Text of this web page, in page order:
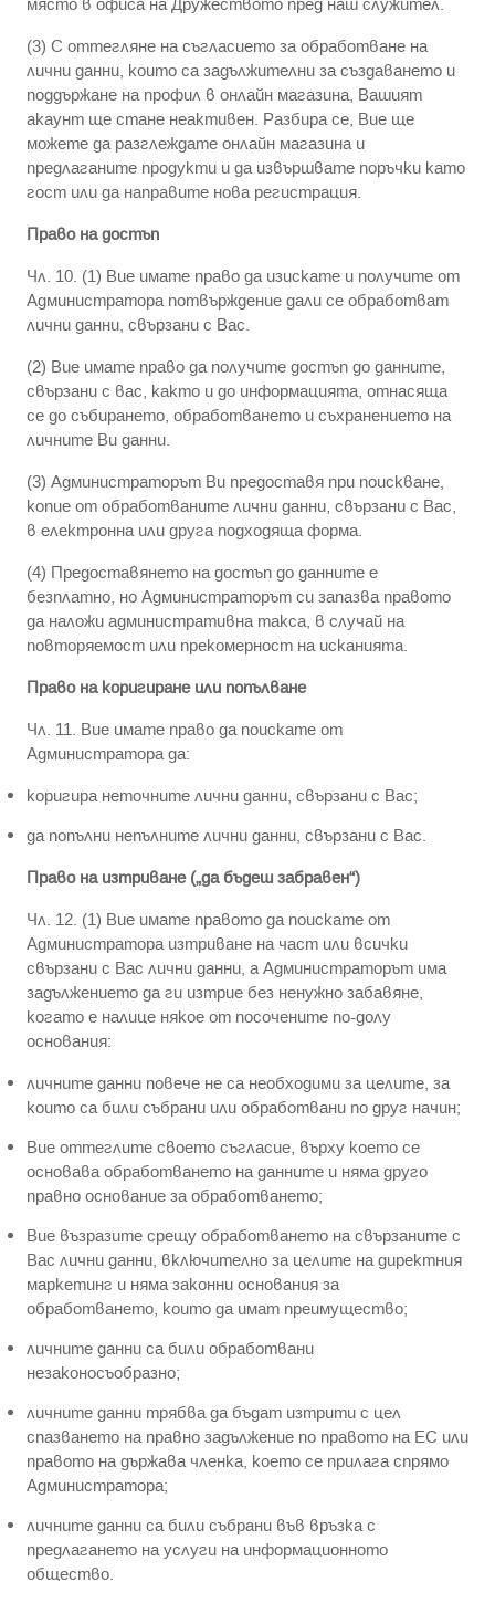
(3) С оттегляне на съгласието за обработване на
лични данни, които са задължителни за създаването и
поддържане на профил в онлайн магазина, Вашият
акаунт ще стане неактивен. Разбира се, Вие ще
можете да разглеждате онлайн магазина и
предлаганите продукти и да извършвате поръчки като
гост или да направите нова регистрация.
Право на достъп
Чл. 10. (1) Вие имате право да изискате и получите от
Администратора потвърждение дали се обработват
лични данни, свързани с Вас.
(2) Вие имате право да получите достъп до данните,
свързани с вас, както и до информацията, отнасяща
се до събирането, обработването и съхранението на
личните Ви данни.
(3) Администраторът Ви предоставя при поискване,
копие от обработваните лични данни, свързани с Вас,
в електронна или друга подходяща форма.
(4) Предоставянето на достъп до данните е
безплатно, но Администраторът си запазва правото
да наложи административна такса, в случай на
повторяемост или прекомерност на исканията.
Право на коригиране или попълване
Чл. 11. Вие имате право да поискате от
Администратора да:
коригира неточните лични данни, свързани с Вас;
да попълни непълните лични данни, свързани с Вас.
Право на изтриване („да бъдеш забравен“)
Чл. 12. (1) Вие имате правото да поискате от
Администратора изтриване на част или всички
свързани с Вас лични данни, а Администраторът има
задължението да ги изтрие без ненужно забавяне,
когато е налице някое от посочените по-долу
основания:
личните данни повече не са необходими за целите, за
които са били събрани или обработвани по друг начин;
Вие оттеглите своето съгласие, върху което се
основава обработването на данните и няма друго
правно основание за обработването;
Вие възразите срещу обработването на свързаните с
Вас лични данни, включително за целите на директния
маркетинг и няма законни основания за
обработването, които да имат преимущество;
личните данни са били обработвани
незаконосъобразно;
личните данни трябва да бъдат изтрити с цел
спазването на правно задължение по правото на ЕС или
правото на държава членка, което се прилага спрямо
Администратора;
личните данни са били събрани във връзка с
предлагането на услуги на информационното
общество.